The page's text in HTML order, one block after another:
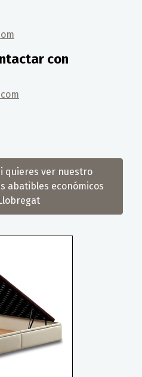
con
quieres ver nuestro
abatibles económicos